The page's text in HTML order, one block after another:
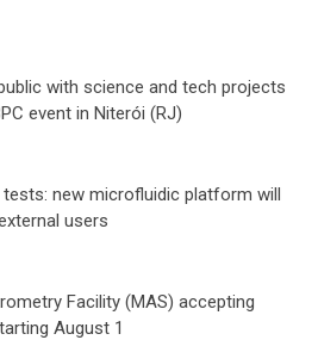
with science and tech projects
event in Niterói (RJ)
new microfluidic platform will
users
Facility (MAS) accepting
August 1